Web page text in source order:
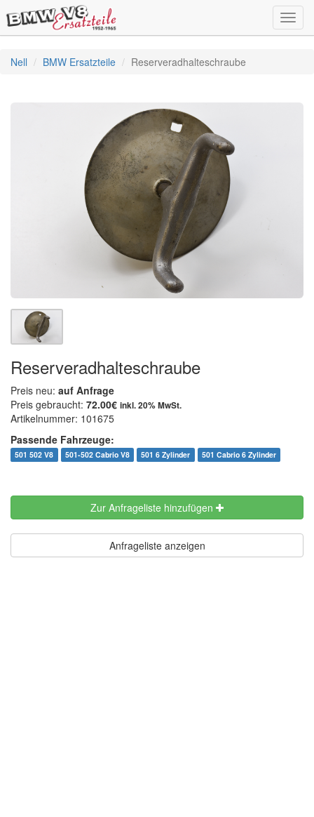
Nell BMW Ersatzteile Reserveradhalteschraube
Reserveradhalteschraube
Preis neu: auf Anfrage
Preis gebraucht: 72.00€ inkl. 20% MwSt.
Artikelnummer: 101675
Passende Fahrzeuge:
501 502 V8 501-502 Cabrio V8 501 6 Zylinder 501 Cabrio 6 Zylinder
Zur Anfrageliste hinzufügen
Anfrageliste anzeigen